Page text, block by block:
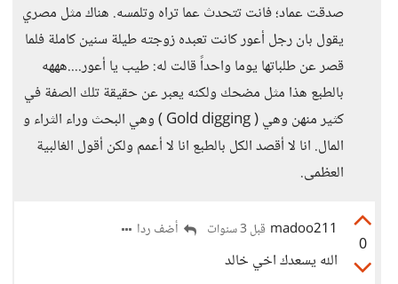
صدقت عماد؛ فانت تتحدث عما تراه وتلمسه. هناك مثل مصري
يقول بان رجل أعور كانت تعبده زوجته طيلة سنين كاملة فلما
قصر عن طلباتها يوما واحداً قالت له: طيب يا أعور....هههه
بالطبع هذا مثل مضحك ولكنه يعبر عن حقيقة تلك الصفة في
كثير منهن وهي ( Gold digging ) وهي البحث وراء الثراء و
المال. انا لا أقصد الكل بالطبع انا لا أعمم ولكن أقول الغالبية
العظمى.
0
madoo211 قبل 3 سنوات أضف ردا
الله يسعدك اخي خالد